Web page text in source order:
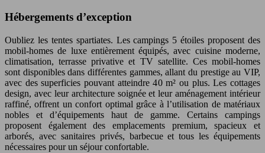
Hébergements d’exception
Oubliez les tentes spartiates. Les campings 5 étoiles proposent des
mobil-homes de luxe entièrement équipés, avec cuisine moderne,
climatisation, terrasse privative et TV satellite. Ces mobil-homes
sont disponibles dans différentes gammes, allant du prestige au VIP,
avec des superficies pouvant atteindre 40 m² ou plus. Les cottages
design, avec leur architecture soignée et leur aménagement intérieur
raffiné, offrent un confort optimal grâce à l’utilisation de matériaux
nobles et d’équipements haut de gamme. Certains campings
proposent également des emplacements premium, spacieux et
arborés, avec sanitaires privés, barbecue et tous les équipements
nécessaires pour un séjour confortable.